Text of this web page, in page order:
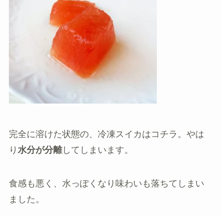
完全に溶けた状態の、冷凍スイカはコチラ。やは
り 水分が分離してしまいます。
食感も悪く、水っぽくなり味わいも落ちてしまい
ました。